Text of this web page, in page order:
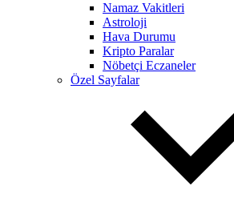
Namaz Vakitleri
Astroloji
Hava Durumu
Kripto Paralar
Nöbetçi Eczaneler
Özel Sayfalar